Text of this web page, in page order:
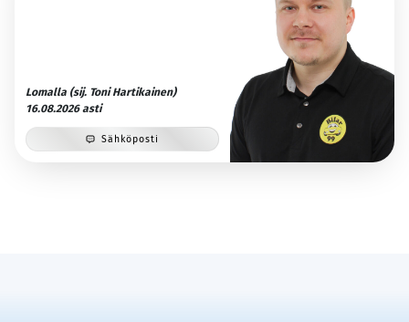
Lomalla (sij. Toni Hartikainen)
16.08.2026 asti
Sähköposti